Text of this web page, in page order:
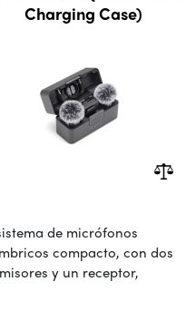
Charging Case)
de micrófonos
compacto, con dos
y un receptor,